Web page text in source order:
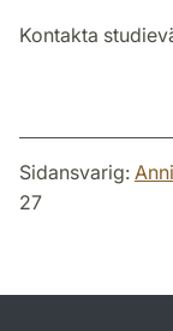
Kontakta
Sidansvarig:
27